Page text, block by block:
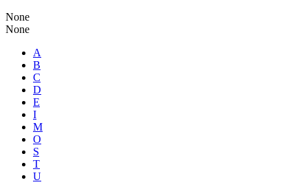
None
None
A
B
C
D
E
I
M
O
S
T
U